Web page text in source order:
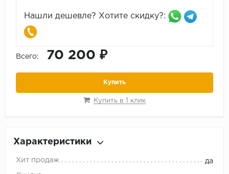
Нашли дешевле? Хотите скидку?:
Всего: 70 200 ₽
Купить
Купить в 1 клик
Характеристики
Хит продаж да